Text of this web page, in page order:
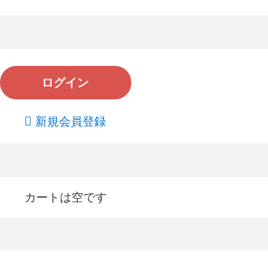
ログイン
新規会員登録
カートは空です